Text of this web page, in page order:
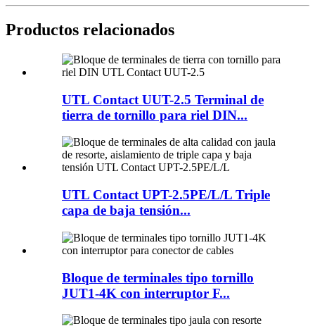
Productos relacionados
UTL Contact UUT-2.5 Terminal de
tierra de tornillo para riel DIN...
UTL Contact UPT-2.5PE/L/L Triple
capa de baja tensión...
Bloque de terminales tipo tornillo
JUT1-4K con interruptor F...